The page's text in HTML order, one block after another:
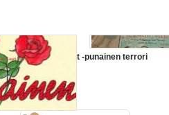
murhatut veljet -punainen terrori
vihti
Siltala 2016
Hinta:
18,00 €